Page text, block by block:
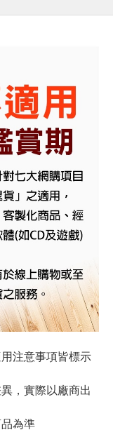
注意事項皆標示
，實際以廠商出
為準